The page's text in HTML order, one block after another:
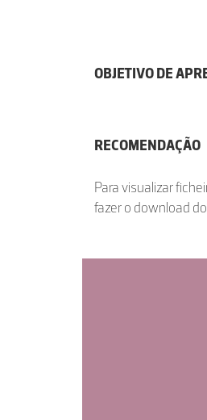
OBJETIVO DE
RECOMENDAÇÃO
Para visualizar
fazer o download